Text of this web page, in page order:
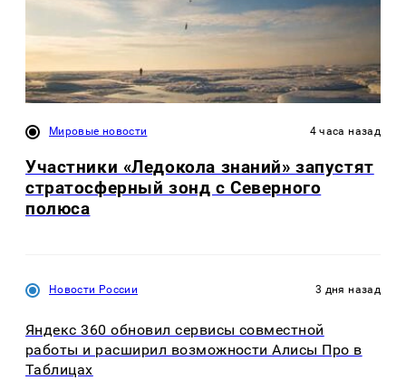
Мировые новости 4 часа назад
Участники «Ледокола знаний» запустят
стратосферный зонд с Северного
полюса
Новости России 3 дня назад
Яндекс 360 обновил сервисы совместной
работы и расширил возможности Алисы Про в
Таблицах